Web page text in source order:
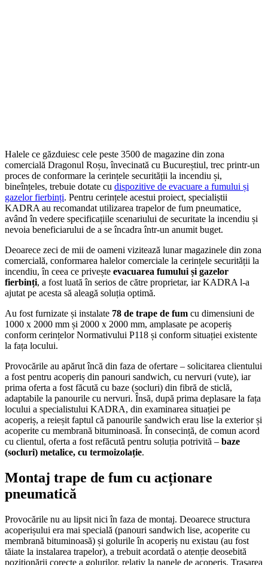
Halele ce găzduiesc cele peste 3500 de magazine din zona
comercială Dragonul Roșu, învecinată cu Bucureștiul, trec printr-un
proces de conformare la cerințele securității la incendiu și,
bineînțeles, trebuie dotate cu dispozitive de evacuare a fumului și
gazelor fierbinți. Pentru cerințele acestui proiect, specialiștii
KADRA au recomandat utilizarea trapelor de fum pneumatice,
având în vedere specificațiile scenariului de securitate la incendiu și
nevoia beneficiarului de a se încadra într-un anumit buget.
Deoarece zeci de mii de oameni vizitează lunar magazinele din zona
comercială, conformarea halelor comerciale la cerințele securității la
incendiu, în ceea ce privește evacuarea fumului și gazelor
fierbinți, a fost luată în serios de către proprietar, iar KADRA l-a
ajutat pe acesta să aleagă soluția optimă.
Au fost furnizate și instalate 78 de trape de fum cu dimensiuni de
1000 x 2000 mm și 2000 x 2000 mm, amplasate pe acoperiș
conform cerințelor Normativului P118 și conform situației existente
la fața locului.
Provocările au apărut încă din faza de ofertare – solicitarea clientului
a fost pentru acoperiș din panouri sandwich, cu nervuri (vute), iar
prima oferta a fost făcută cu baze (socluri) din fibră de sticlă,
adaptabile la panourile cu nervuri. Însă, după prima deplasare la fața
locului a specialistului KADRA, din examinarea situației pe
acoperiș, a reieșit faptul că panourile sandwich erau lise la exterior și
acoperite cu membrană bituminoasă. În consecință, de comun acord
cu clientul, oferta a fost refăcută pentru soluția potrivită – baze
(socluri) metalice, cu termoizolație.
Montaj trape de fum cu acționare
pneumatică
Provocările nu au lipsit nici în faza de montaj. Deoarece structura
acoperișului era mai specială (panouri sandwich lise, acoperite cu
membrană bituminoasă) și golurile în acoperiș nu existau (au fost
tăiate la instalarea trapelor), a trebuit acordată o atenție deosebită
poziționării corecte a golurilor, relativ la panele de acoperiș. Trasarea